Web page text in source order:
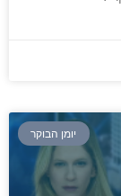
יומן הבוקר